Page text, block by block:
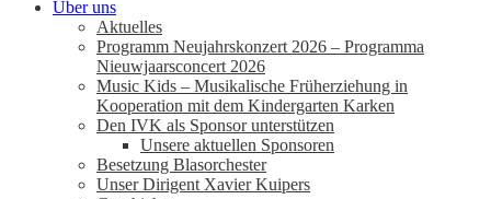
Über uns
Aktuelles
Programm Neujahrskonzert 2026 – Programma
Nieuwjaarsconcert 2026
Music Kids – Musikalische Früherziehung in
Kooperation mit dem Kindergarten Karken
Den IVK als Sponsor unterstützen
Unsere aktuellen Sponsoren
Besetzung Blasorchester
Unser Dirigent Xavier Kuipers